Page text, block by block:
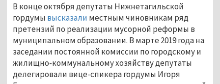
В конце октября депутаты Нижнетагильской
гордумы высказали местным чиновникам ряд
претензий по реализации мусорной реформы в
муниципальном образовании. В марте 2019 года на
заседании постоянной комиссии по городскому и
жилищно-коммунальному хозяйству депутаты
делегировали вице-спикера гордумы Игоря